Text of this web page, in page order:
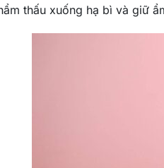
thấu xuống hạ bì và giữ